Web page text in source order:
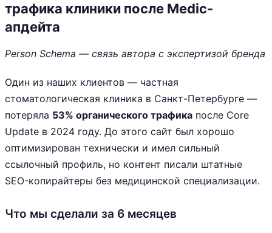
трафика клиники после Medic-
апдейта
Person Schema — связь автора с экспертизой бренда
Один из наших клиентов — частная
стоматологическая клиника в Санкт-Петербурге —
потеряла 53% органического трафика после Core
Update в 2024 году. До этого сайт был хорошо
оптимизирован технически и имел сильный
ссылочный профиль, но контент писали штатные
SEO-копирайтеры без медицинской специализации.
Что мы сделали за 6 месяцев